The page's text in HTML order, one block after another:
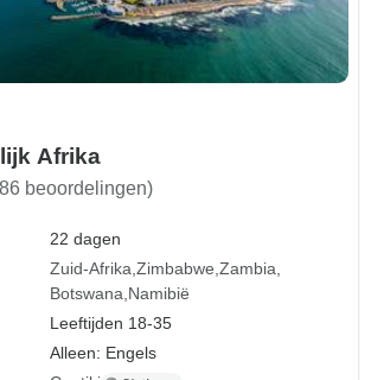
Afrika
beoordelingen)
22 dagen
Zuid-Afrika Zimbabwe Zambia
Botswana Namibië
Leeftijden 18-35
Alleen: Engels